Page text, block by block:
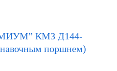
КМЗ Д144-
поршнем)